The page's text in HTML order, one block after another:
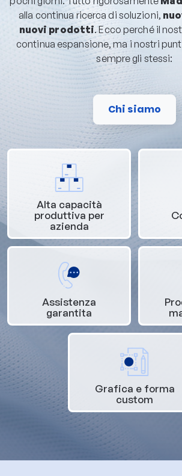
alla continua ricerca di soluzioni,
nuovi prodotti. Ecco perché il
continua espansione, ma i nostri
sempre gli stessi:
Chi siamo
Alta capacità
produttiva per
azienda
Assistenza
garantita
Grafica e forma
custom